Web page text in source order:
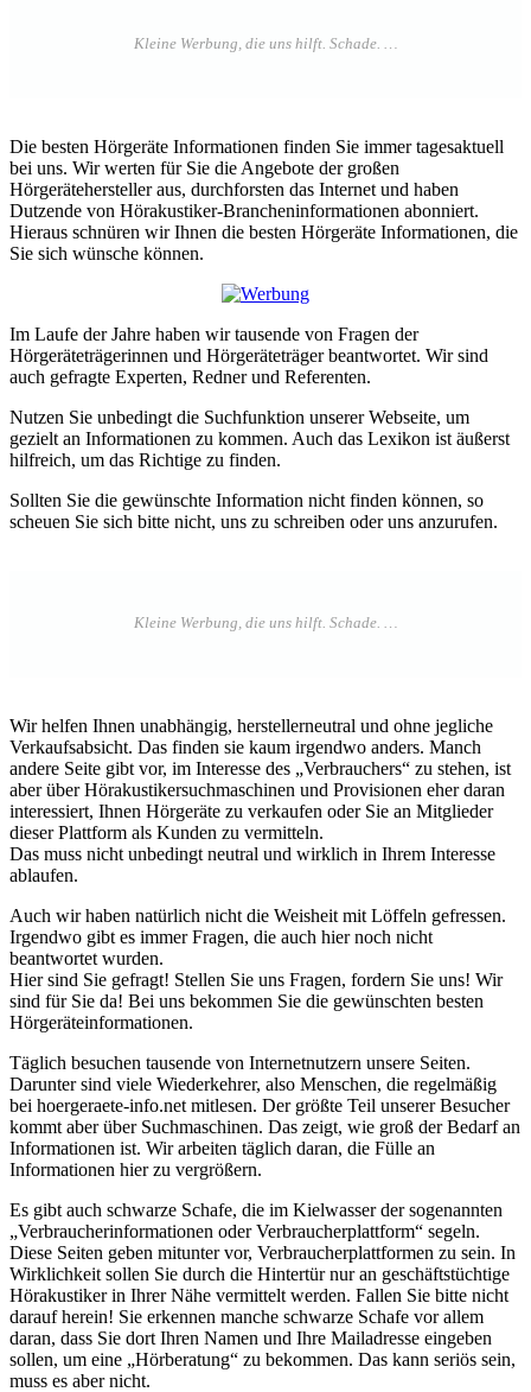
Die besten Hörgeräte Informationen finden Sie immer tagesaktuell
bei uns. Wir werten für Sie die Angebote der großen
Hörgerätehersteller aus, durchforsten das Internet und haben
Dutzende von Hörakustiker-Brancheninformationen abonniert.
Hieraus schnüren wir Ihnen die besten Hörgeräte Informationen, die
Sie sich wünsche können.
Im Laufe der Jahre haben wir tausende von Fragen der
Hörgeräteträgerinnen und Hörgeräteträger beantwortet. Wir sind
auch gefragte Experten, Redner und Referenten.
Nutzen Sie unbedingt die Suchfunktion unserer Webseite, um
gezielt an Informationen zu kommen. Auch das Lexikon ist äußerst
hilfreich, um das Richtige zu finden.
Sollten Sie die gewünschte Information nicht finden können, so
scheuen Sie sich bitte nicht, uns zu schreiben oder uns anzurufen.
Wir helfen Ihnen unabhängig, herstellerneutral und ohne jegliche
Verkaufsabsicht. Das finden sie kaum irgendwo anders. Manch
andere Seite gibt vor, im Interesse des „Verbrauchers“ zu stehen, ist
aber über Hörakustikersuchmaschinen und Provisionen eher daran
interessiert, Ihnen Hörgeräte zu verkaufen oder Sie an Mitglieder
dieser Plattform als Kunden zu vermitteln.
Das muss nicht unbedingt neutral und wirklich in Ihrem Interesse
ablaufen.
Auch wir haben natürlich nicht die Weisheit mit Löffeln gefressen.
Irgendwo gibt es immer Fragen, die auch hier noch nicht
beantwortet wurden.
Hier sind Sie gefragt! Stellen Sie uns Fragen, fordern Sie uns! Wir
sind für Sie da! Bei uns bekommen Sie die gewünschten besten
Hörgeräteinformationen.
Täglich besuchen tausende von Internetnutzern unsere Seiten.
Darunter sind viele Wiederkehrer, also Menschen, die regelmäßig
bei hoergeraete-info.net mitlesen. Der größte Teil unserer Besucher
kommt aber über Suchmaschinen. Das zeigt, wie groß der Bedarf an
Informationen ist. Wir arbeiten täglich daran, die Fülle an
Informationen hier zu vergrößern.
Es gibt auch schwarze Schafe, die im Kielwasser der sogenannten
„Verbraucherinformationen oder Verbraucherplattform“ segeln.
Diese Seiten geben mitunter vor, Verbraucherplattformen zu sein. In
Wirklichkeit sollen Sie durch die Hintertür nur an geschäftstüchtige
Hörakustiker in Ihrer Nähe vermittelt werden. Fallen Sie bitte nicht
darauf herein! Sie erkennen manche schwarze Schafe vor allem
daran, dass Sie dort Ihren Namen und Ihre Mailadresse eingeben
sollen, um eine „Hörberatung“ zu bekommen. Das kann seriös sein,
muss es aber nicht.